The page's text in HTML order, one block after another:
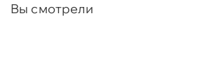
Вы смотрели